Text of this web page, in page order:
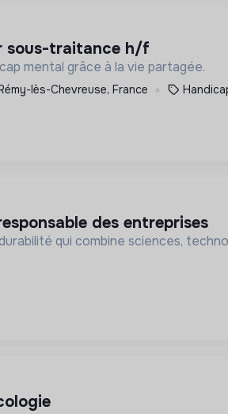
sous-traitance h/f
mental grâce à la vie partagée.
lès-Chevreuse, France
des entreprises
qui combine sciences,